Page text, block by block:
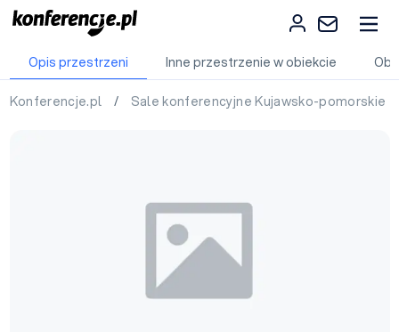
Opis przestrzeni Inne przestrzenie w obiekcie
Konferencje.pl / Sale konferencyjne Kujawsko-pomorskie